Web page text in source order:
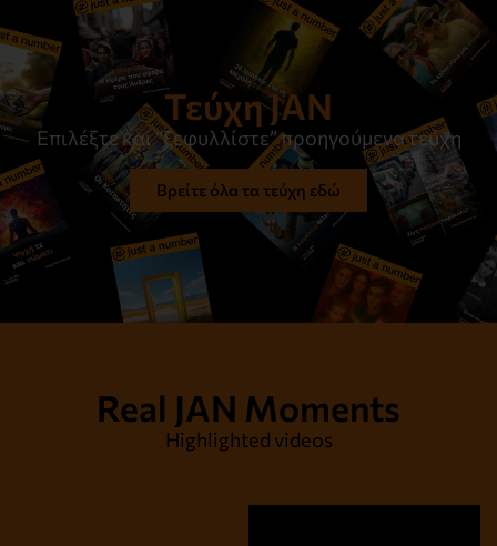
Τεύχη JAN
Επιλέξτε και “ξεφυλλίστε” προηγούμενα τεύχη
Βρείτε όλα τα τεύχη εδώ
Real JAN Moments
Highlighted videos